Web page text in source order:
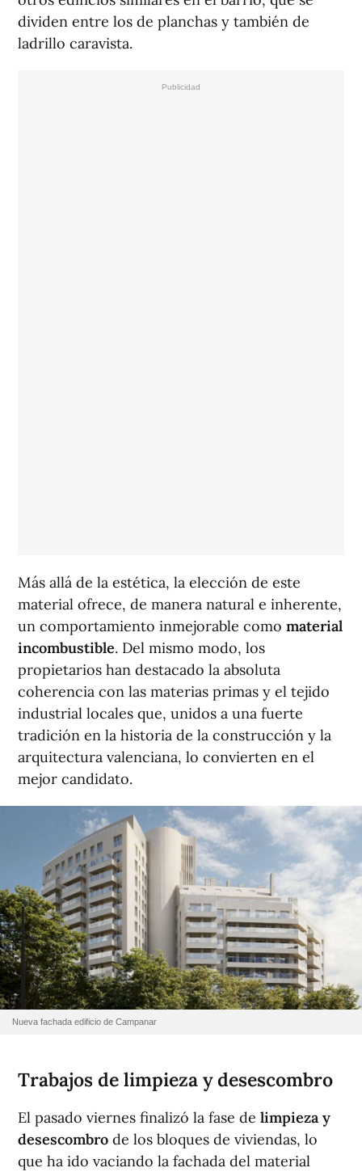
dividen entre los de planchas y también de
ladrillo caravista.
Más allá de la estética, la elección de este
material ofrece, de manera natural e inherente,
un comportamiento inmejorable como material
incombustible. Del mismo modo, los
propietarios han destacado la absoluta
coherencia con las materias primas y el tejido
industrial locales que, unidos a una fuerte
tradición en la historia de la construcción y la
arquitectura valenciana, lo convierten en el
mejor candidato.
Nueva fachada edificio de Campanar
Trabajos de limpieza y desescombro
El pasado viernes finalizó la fase de limpieza y
desescombro de los bloques de viviendas, lo
que ha ido vaciando la fachada del material